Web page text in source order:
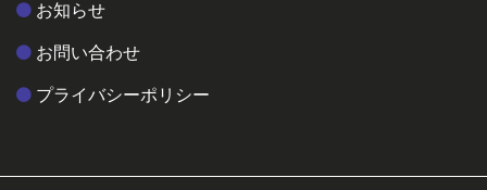
お知らせ
お問い合わせ
プライバシーポリシー